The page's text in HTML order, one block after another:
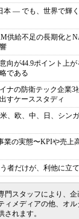
本 ― でも、世界で輝
供給不足の長期化と
向が44.9ポイント上
である
ナの防衛テック企業
すケーススタディ
、欧、中、日、シン
業の実態〜KPIや売上
者だけが、利他に立
門スタッフにより、企
ィメディアの他、オル
れます。